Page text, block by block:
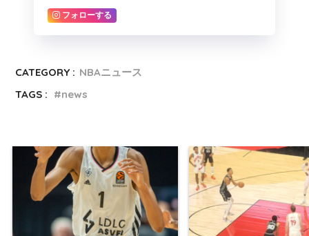
フォローする
CATEGORY : NBAニュース
TAGS :
news